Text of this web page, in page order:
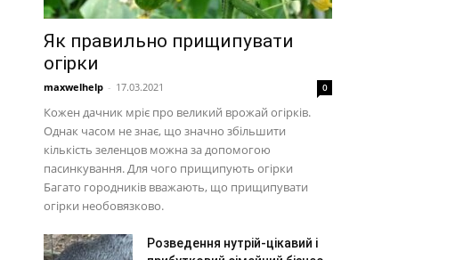
Як правильно прищипувати
огірки
maxwelhelp - 17.03.2021 0
Кожен дачник мріє про великий врожай огірків.
Однак часом не знає, що значно збільшити
кількість зеленцов можна за допомогою
пасинкування. Для чого прищипують огірки
Багато городників вважають, що прищипувати
огірки необовязково.
Розведення нутрій-цікавий і